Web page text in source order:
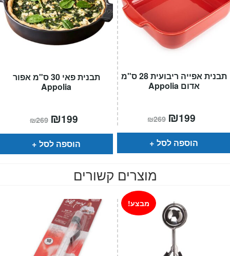
תבנית פאי 30 ס"מ אפור
Appolia
₪269 המחיר
המקורי
היה:
₪269.
₪199
הוא:
הוספה לסל
תבנית אפייה ריבועית 28 ס"מ
אדום Appolia
₪269 המחיר
המקורי
היה:
₪269.
₪199
הוא:
הוספה לסל
מוצרים קשורים
מבצע!